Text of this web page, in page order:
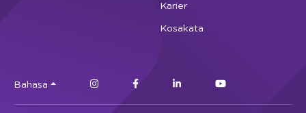
Karier
Kosakata
Bahasa